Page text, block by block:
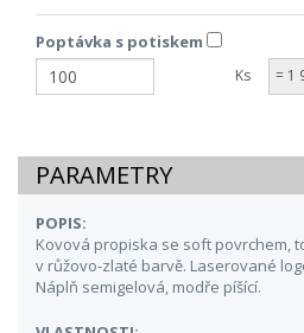
Poptávka s potiskem
Ks = 1
PARAMETRY
POPIS:
Kovová propiska se soft povrchem,
v růžovo-zlaté barvě. Laserované
Náplň semigelová, modře píšící.